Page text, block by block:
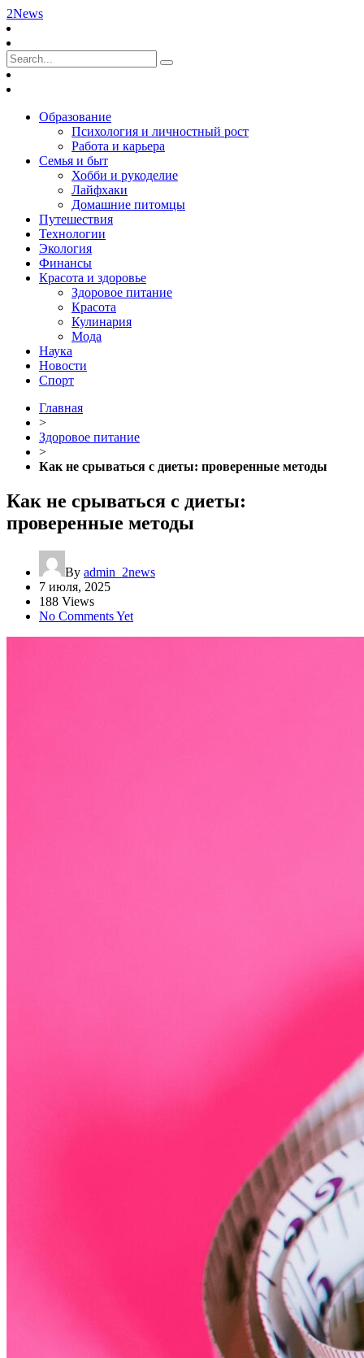
2News
Образование
Психология и личностный рост
Работа и карьера
Семья и быт
Хобби и рукоделие
Лайфхаки
Домашние питомцы
Путешествия
Технологии
Экология
Финансы
Красота и здоровье
Здоровое питание
Красота
Кулинария
Мода
Наука
Новости
Спорт
Главная
>
Здоровое питание
>
Как не срываться с диеты: проверенные методы
Как не срываться с диеты:
проверенные методы
By admin_2news
7 июля, 2025
188 Views
No Comments Yet